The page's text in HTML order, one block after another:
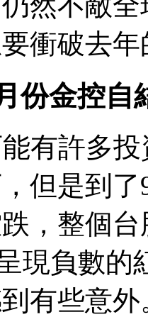
衝破去
份金控自
有許多
但是到
，整個
現負數
有些意外